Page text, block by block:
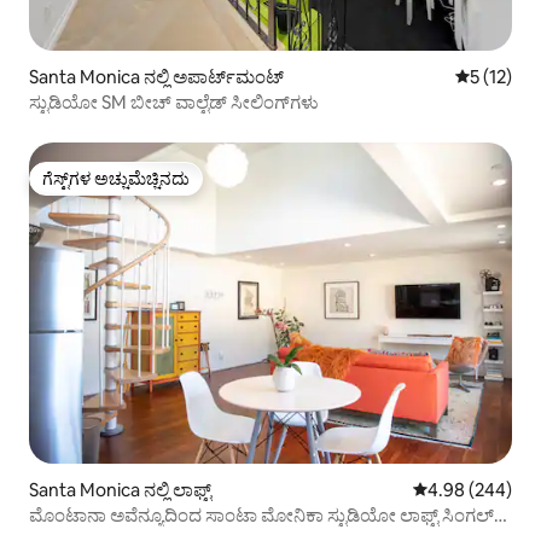
Santa Monica ನಲ್ಲಿ ಅಪಾರ್ಟ್‌ಮಂಟ್ 5 ರಲ್ಲಿ 5
5 (12)
ಸ್ಟುಡಿಯೋ SM ಬೀಚ್ ವಾಲ್ಟೆಡ್ ಸೀಲಿಂಗ್‌ಗಳು
ಗೆಸ್ಟ್‌ಗಳ ಅಚ್ಚುಮೆಚ್ಚಿನದು
ಗೆಸ್ಟ್‌ಗಳ ಅಚ್ಚುಮೆಚ್ಚಿನದು
Santa Monica ನಲ್ಲಿ ಲಾಫ್ಟ್ 5 ರಲ್ಲಿ 4.98
4.98 (244)
ಮೊಂಟಾನಾ ಅವೆನ್ಯೂದಿಂದ ಸಾಂಟಾ ಮೋನಿಕಾ ಸ್ಟುಡಿಯೋ ಲಾಫ್ಟ್ ಸಿಂಗಲ್